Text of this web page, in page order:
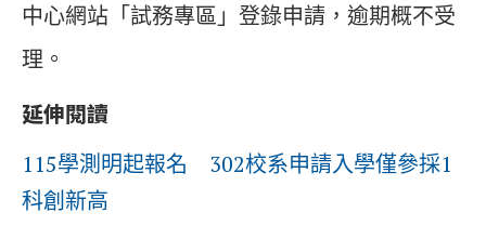
中心網站「試務專區」登錄申請，逾期概不受
理。
延伸閱讀
115學測明起報名 302校系申請入學僅參採1
科創新高